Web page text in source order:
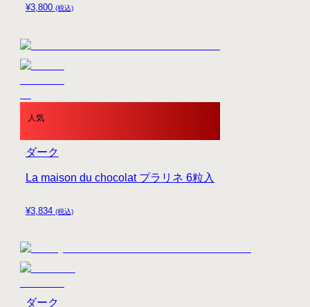
¥3,800 (税込)
人気
¥3,834 (税込)
La maison du chocolat プラリネ 6粒入
ダーク
ダーク